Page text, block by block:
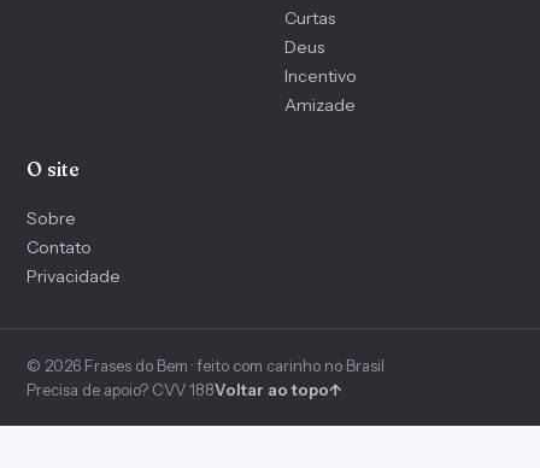
Curtas
Deus
Incentivo
Amizade
O site
Sobre
Contato
Privacidade
© 2026 Frases do Bem · feito com carinho no Brasil
Precisa de apoio? CVV 188Voltar ao topo↑